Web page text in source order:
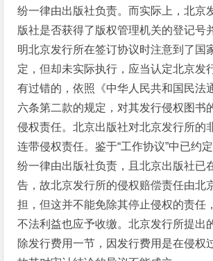
纷一律由出版社负责。而实际上，北京
版社是否获得了版权管理机关的登记号
明北京发行所在签订协议时注意到了国
定，但却未实际执行，应当认定北京发
有过错的，依照《中华人民共和国民法
六条第二款的规定，对其发行侵权图书
侵权责任。北京出版社对北京发行所的
连带侵权责任。鉴于“工作协议”中已约
纷一律由出版社负责，且北京出版社已
告，故北京发行所的侵权赔偿责任由北
担，但这并不能免除其停止侵权的责任
不法利益也应予收缴。北京发行所提出
除发行费用一节，因发行费用是在侵权